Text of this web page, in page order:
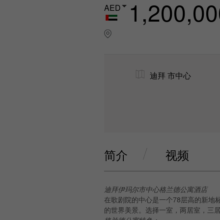
AED
迪拜 市中心
简介 视频
迪拜伊玛尔市中心格兰德公寓酒店
在歌剧院的中心是一个78层高的新地
的世界美景。选择一室，两居室，三